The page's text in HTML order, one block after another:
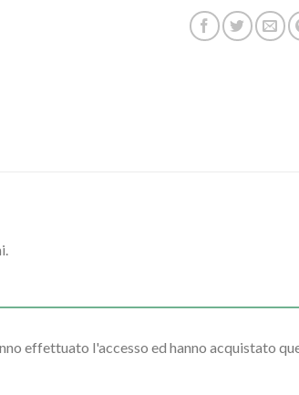
effettuato l'accesso ed hanno acquistato